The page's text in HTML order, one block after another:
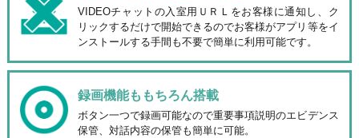
VIDEOチャットの入室用ＵＲＬをお客様に通知し、ク
リックするだけで開始できるのでお客様がアプリ等をイ
ンストールする手間も不要で簡単に利用可能です。
録画機能も もちろん搭載
ボタン一つで録画可能なので重要事項説明のエビデンス
保管、対話内容の保管も簡単に可能。